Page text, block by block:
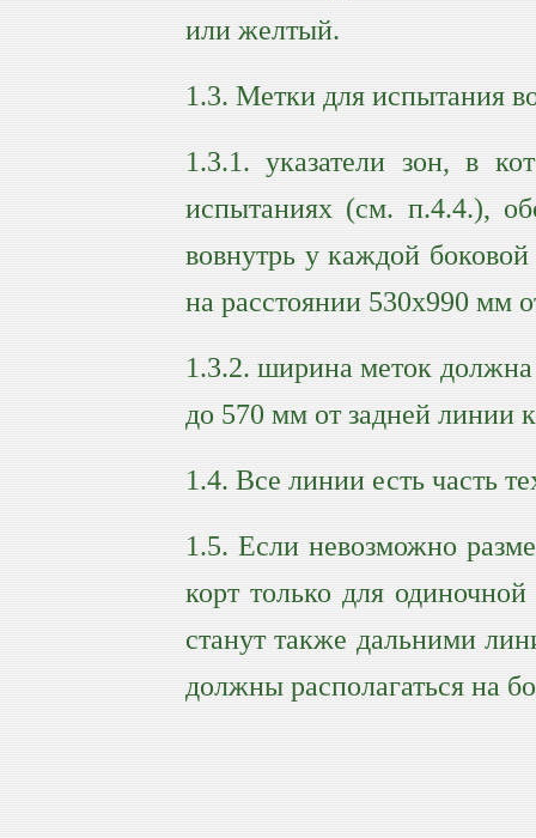
или желтый.
1.3. Метки для испытания
1.3.1. указатели зон, в
испытаниях (см. п.4.4.),
вовнутрь у каждой
на расстоянии 530х990 мм
1.3.2. ширина меток должна
до 570 мм от задней линии
1.4. Все линии есть часть
1.5. Если невозможно
корт только для
станут также дальними
должны располагаться на